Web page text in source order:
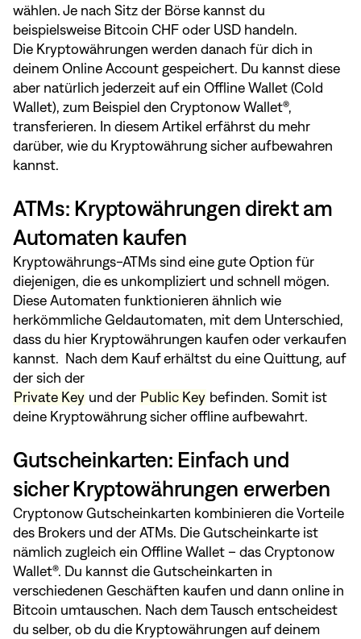
wählen. Je nach Sitz der Börse kannst du
beispielsweise Bitcoin CHF oder USD handeln.
Die Kryptowährungen werden danach für dich in
deinem Online Account gespeichert. Du kannst diese
aber natürlich jederzeit auf ein Offline Wallet (Cold
Wallet), zum Beispiel den Cryptonow Wallet®,
transferieren. In diesem Artikel erfährst du mehr
darüber, wie du Kryptowährung sicher aufbewahren
kannst.
ATMs: Kryptowährungen direkt am
Automaten kaufen
Kryptowährungs-ATMs sind eine gute Option für
diejenigen, die es unkompliziert und schnell mögen.
Diese Automaten funktionieren ähnlich wie
herkömmliche Geldautomaten, mit dem Unterschied,
dass du hier Kryptowährungen kaufen oder verkaufen
kannst. Nach dem Kauf erhältst du eine Quittung, auf
der sich der
Private Key und der Public Key befinden. Somit ist
deine Kryptowährung sicher offline aufbewahrt.
Gutscheinkarten: Einfach und
sicher Kryptowährungen erwerben
Cryptonow Gutscheinkarten kombinieren die Vorteile
des Brokers und der ATMs. Die Gutscheinkarte ist
nämlich zugleich ein Offline Wallet – das Cryptonow
Wallet®. Du kannst die Gutscheinkarten in
verschiedenen Geschäften kaufen und dann online in
Bitcoin umtauschen. Nach dem Tausch entscheidest
du selber, ob du die Kryptowährungen auf deinem